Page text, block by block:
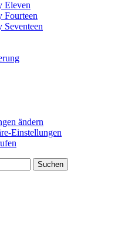
Eleven
Fourteen
Seventeen
ändern
Einstellungen